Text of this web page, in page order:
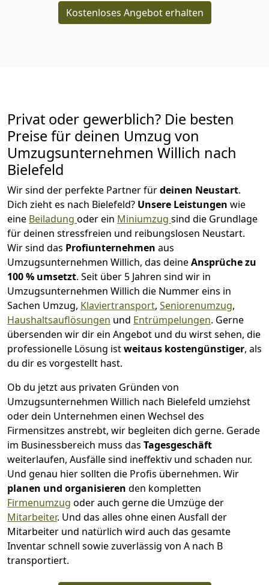
Kostenloses Angebot erhalten
Privat oder gewerblich? Die besten
Preise für deinen Umzug von
Umzugsunternehmen Willich nach
Bielefeld
Wir sind der perfekte Partner fürdeinen Neustart.
Dich zieht es nach Bielefeld? Unsere Leistungen wie
eine Beiladung oder ein Miniumzug sind die Grundlage
für deinen stressfreien und reibungslosen Neustart.
Wir sind das Profiunternehmen aus
Umzugsunternehmen Willich, das deineAnsprüche zu
100 % umsetzt. Seit über 5 Jahren sind wir in
Umzugsunternehmen Willich die Nummer eins in
Sachen Umzug, Klaviertransport, Seniorenumzug,
Haushaltsauflösungen und Entrümpelungen. Gerne
übersenden wir dir ein Angebot und du wirst sehen, die
professionelle Lösung istweitaus kostengünstiger, als
du dir es vorgestellt hast.
Ob du jetzt aus privaten Gründen von
Umzugsunternehmen Willich nach Bielefeld umziehst
oder dein Unternehmen einen Wechsel des
Firmensitzes anstrebt, wir begleiten dich gerne. Gerade
im Businessbereich muss das Tagesgeschäft
weiterlaufen, Ausfälle sind ineffektiv und schaden nur.
Und genau hier sollten die Profis übernehmen. Wir
planen und organisieren den kompletten
Firmenumzug oder auch gerne die Umzüge der
Mitarbeiter. Und das alles ohne einen Ausfall der
Mitarbeiter und natürlich wird auch das gesamte
Inventar schnell sowie zuverlässig von A nach B
transportiert.